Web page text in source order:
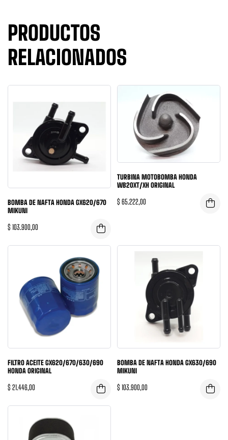
PRODUCTOS
RELACIONADOS
BOMBA DE NAFTA HONDA GX620/670
MIKUNI
$ 103.900,00
TURBINA MOTOBOMBA HONDA
WB20XT/XH ORIGINAL
$ 65.222,00
FILTRO ACEITE GX620/670/630/690
HONDA ORIGINAL
$ 21.446,00
BOMBA DE NAFTA HONDA GX630/690
MIKUNI
$ 103.900,00